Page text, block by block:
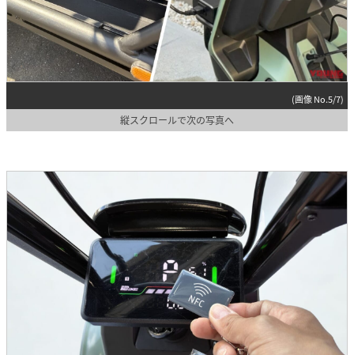
(画像 No.5/7)
縦スクロールで次の写真へ